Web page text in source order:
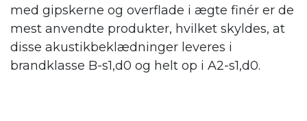
med gipskerne og overflade i ægte finér er de
mest anvendte produkter, hvilket skyldes, at
disse akustikbeklædninger leveres i
brandklasse B-s1,d0 og helt op i A2-s1,d0.